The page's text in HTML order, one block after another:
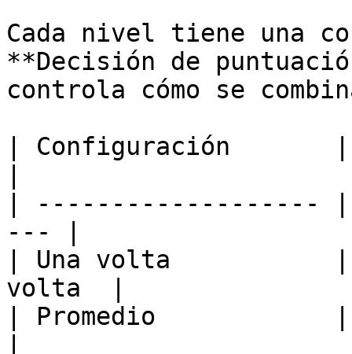
Cada nivel tiene una
**Decisión de
controla cómo se
| Configuración       |
| -------------------
--- |
| Una volta           |
volta  |
| Promedio            |